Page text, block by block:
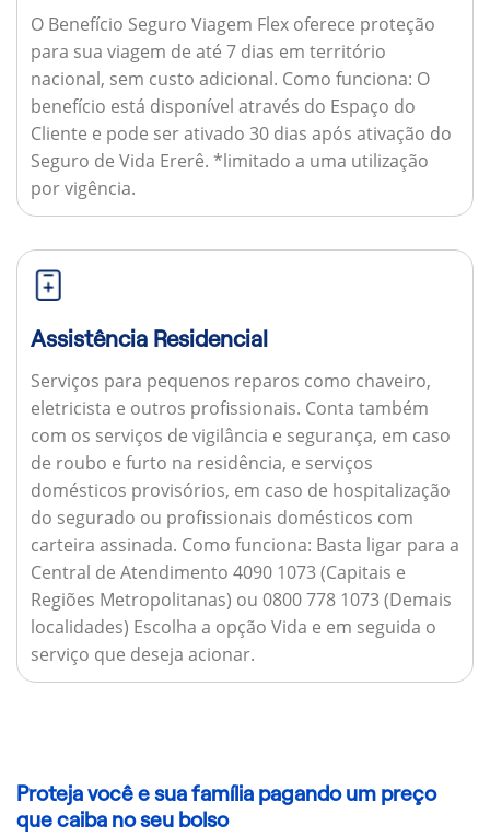
O Benefício Seguro Viagem Flex oferece proteção
para sua viagem de até 7 dias em território
nacional, sem custo adicional. Como funciona: O
benefício está disponível através do Espaço do
Cliente e pode ser ativado 30 dias após ativação do
Seguro de Vida Ererê. *limitado a uma utilização
por vigência.
Assistência Residencial
Serviços para pequenos reparos como chaveiro,
eletricista e outros profissionais. Conta também
com os serviços de vigilância e segurança, em caso
de roubo e furto na residência, e serviços
domésticos provisórios, em caso de hospitalização
do segurado ou profissionais domésticos com
carteira assinada. Como funciona: Basta ligar para a
Central de Atendimento 4090 1073 (Capitais e
Regiões Metropolitanas) ou 0800 778 1073 (Demais
localidades) Escolha a opção Vida e em seguida o
serviço que deseja acionar.
Proteja você e sua família pagando um preço
que caiba no seu bolso